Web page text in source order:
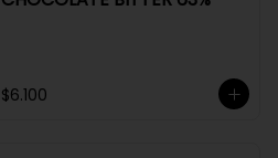
$6.100